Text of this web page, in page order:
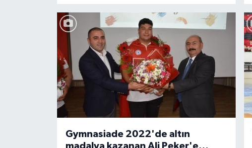
Gymnasiade 2022'de altın
madalya kazanan Ali Peker'e